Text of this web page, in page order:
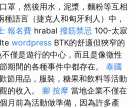
罩，然後用水，泥漿，麵粉等互相
種語言（捷克人和匈牙利人）中，
報名費 hrabal 撥筋禁忌 100-太寂
wordpress BTK的舒適但狹窄的
僅是遊行的中心，而且是像徵性
期間的各種事件中都存在。 泰國
節用品，服裝，糖果和飲料等活動
的收入。 腳 按摩 當地企業不僅在
月前為活動做準備，因為許多產